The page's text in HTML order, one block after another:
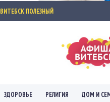
ВИТЕБСК ПОЛЕЗНЫЙ
ЗДОРОВЬЕ РЕЛИГИЯ ДОМ И